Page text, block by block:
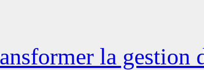
la gestion